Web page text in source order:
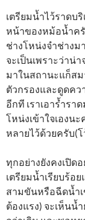
เตรียมน้ำไว้ราด
หน้าของหม้อน้ำครั
ช่างโหน่งจำช่างม
จะเป็นเพราะว่าน่
มาในสถานะแก็สม
ตัวกรองและดูดคว
อีกที เราเอาร้ำรา
โหน่งเข้าใจเองน
หลายไว้ด้วยครับ(โ
ทุกอย่างยังคงเปิด
เตรียมน้ำเรียบร้อ
สามขันหรือฉีดน้ำเ
ต้องแรง) จะเห็นน้